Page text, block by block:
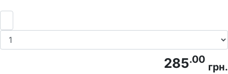
285.00
грн.